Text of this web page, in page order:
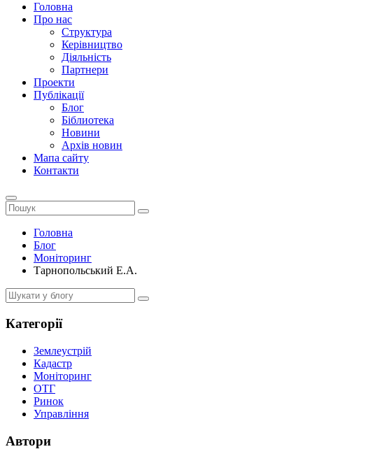
Головна
Про нас
Структура
Керівництво
Діяльність
Партнери
Проекти
Публікації
Блог
Біблиотека
Новини
Архів новин
Мапа сайту
Контакти
Головна
Блог
Моніторинг
Тарнопольський Е.А.
Категорії
Землеустрій
Кадастр
Моніторинг
ОТГ
Ринок
Управління
Автори